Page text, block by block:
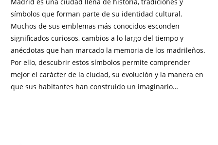
Madrid es una ciudad llena de historia, tradiciones y
símbolos que forman parte de su identidad cultural.
Muchos de sus emblemas más conocidos esconden
significados curiosos, cambios a lo largo del tiempo y
anécdotas que han marcado la memoria de los madrileños.
Por ello, descubrir estos símbolos permite comprender
mejor el carácter de la ciudad, su evolución y la manera en
que sus habitantes han construido un imaginario…